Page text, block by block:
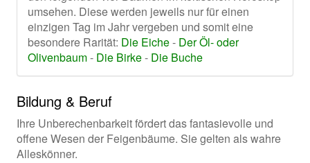
umsehen. Diese werden jeweils nur für einen
einzigen Tag im Jahr vergeben und somit eine
besondere Rarität: Die Eiche- Der Öl- oder
Olivenbaum- Die Birke- Die Buche
Bildung & Beruf
Ihre Unberechenbarkeit fördert das fantasievolle und
offene Wesen der Feigenbäume. Sie gelten als wahre
Alleskönner.